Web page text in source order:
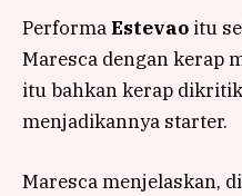
PerformaEstevao itu
Maresca dengan kerap
itu bahkan kerap
menjadikannya starter.
Maresca menjelaskan,